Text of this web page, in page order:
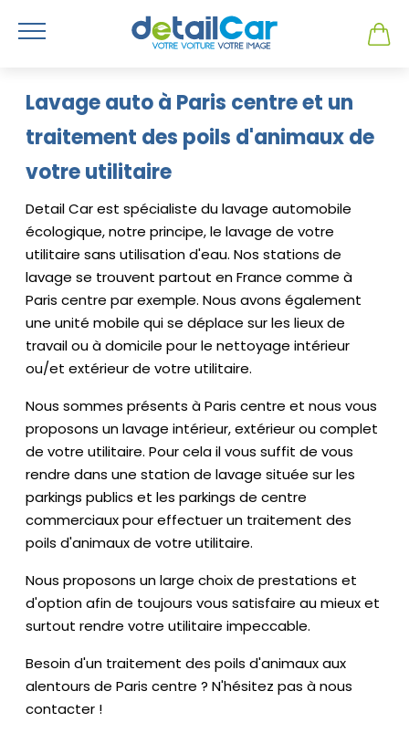
Lavage auto à Paris centre et un
traitement des poils d'animaux de
votre utilitaire
Detail Car est spécialiste du lavage automobile
écologique, notre principe, le lavage de votre
utilitaire sans utilisation d'eau. Nos stations de
lavage se trouvent partout en France comme à
Paris centre par exemple. Nous avons également
une unité mobile qui se déplace sur les lieux de
travail ou à domicile pour le nettoyage intérieur
ou/et extérieur de votre utilitaire.
Nous sommes présents à Paris centre et nous vous
proposons un lavage intérieur, extérieur ou complet
de votre utilitaire. Pour cela il vous suffit de vous
rendre dans une station de lavage située sur les
parkings publics et les parkings de centre
commerciaux pour effectuer un traitement des
poils d'animaux de votre utilitaire.
Nous proposons un large choix de prestations et
d'option afin de toujours vous satisfaire au mieux et
surtout rendre votre utilitaire impeccable.
Besoin d'un traitement des poils d'animaux aux
alentours de Paris centre ? N'hésitez pas à nous
contacter !